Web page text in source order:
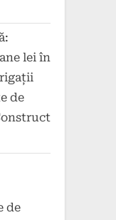
lei în
de
de